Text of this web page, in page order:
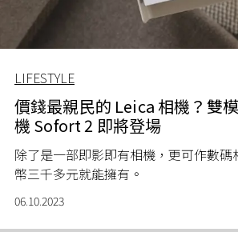
LIFESTYLE
價錢最親民的 Leica 相機？雙
機 Sofort 2 即將登場
除了是一部即影即有相機，更可作數碼
幣三千多元就能擁有。
06.10.2023